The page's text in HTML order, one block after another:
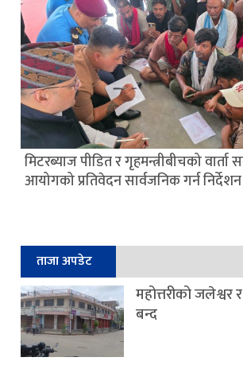
मिटरब्याज पीडित र गृहमन्त्रीबीचको वार्ता
आयोगको प्रतिवेदन सार्वजनिक गर्न निर्देशन
ताजा अपडेट
महोत्तरीको जलेश्वर
बन्द